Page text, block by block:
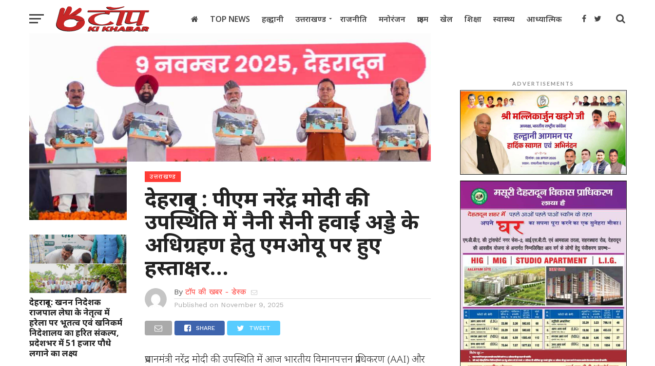
TOP NEWS हल्द्वानी उत्तराखण्ड राजनीति मनोरंजन क्राइम खेल शिक्षा स्वास्थ्य आध्यात्मिक
इलेक्शन 2022
देहरादून: खनन निदेशक
राजपाल लेघा के नेतृत्व में
हरेला पर भूतत्व एवं खनिकर्म
निदेशालय का हरित संकल्प,
प्रदेशभर में 51 हजार पौधे
लगाने का लक्ष्य
उत्तराखण्ड
देहरादून : पीएम नरेंद्र मोदी की
उपस्थिति में नैनी सैनी हवाई अड्डे के
अधिग्रहण हेतु एमओयू पर हुए
हस्ताक्षर…
By टॉप की खबर - डेस्क
Published on November 9, 2025
SHARE TWEET
प्रधानमंत्री नरेंद्र मोदी की उपस्थिति में आज भारतीय विमानपत्तन प्राधिकरण (AAI) और
ADVERTISEMENTS